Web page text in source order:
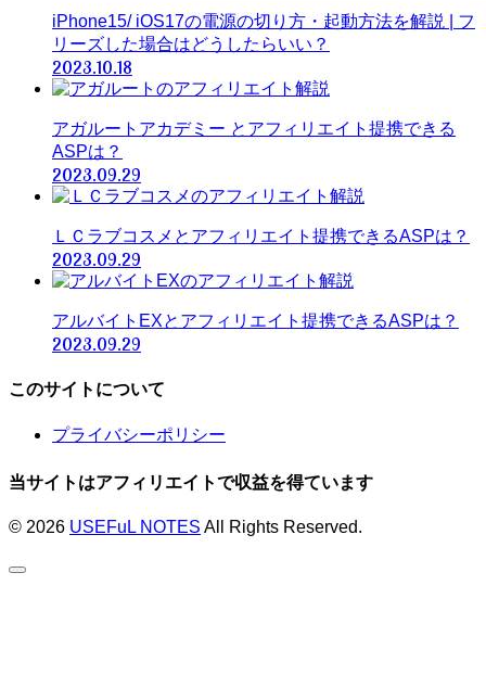
iPhone15/ iOS17の電源の切り方・起動方法を解説 | フ
リーズした場合はどうしたらいい？
2023.10.18
アガルートアカデミー とアフィリエイト提携できる
ASPは？
2023.09.29
ＬＣラブコスメとアフィリエイト提携できるASPは？
2023.09.29
アルバイトEXとアフィリエイト提携できるASPは？
2023.09.29
このサイトについて
プライバシーポリシー
当サイトはアフィリエイトで収益を得ています
© 2026 USEFuL NOTES All Rights Reserved.